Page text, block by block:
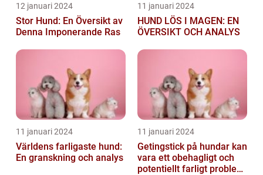
12 januari 2024
Stor Hund: En Översikt av
Denna Imponerande Ras
11 januari 2024
HUND LÖS I MAGEN: EN
ÖVERSIKT OCH ANALYS
11 januari 2024
Världens farligaste hund:
En granskning och analys
11 januari 2024
Getingstick på hundar kan
vara ett obehagligt och
potentiellt farligt problem